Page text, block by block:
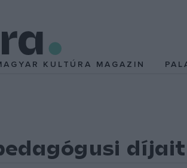
KULTÚRA MAGAZIN
díjait